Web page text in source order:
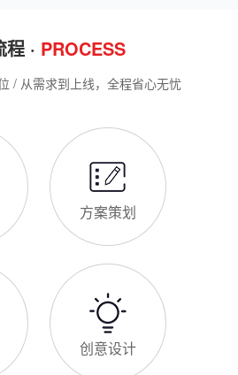
· PROCESS
/ 从需求到上线，全程省心无忧
方案策划
创意设计